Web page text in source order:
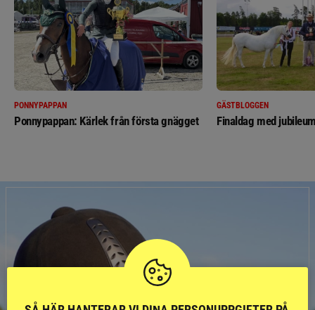
PONNYPAPPAN
Ponnypappan: Kärlek från första gnägget
GÄSTBLOGGEN
Finaldag med